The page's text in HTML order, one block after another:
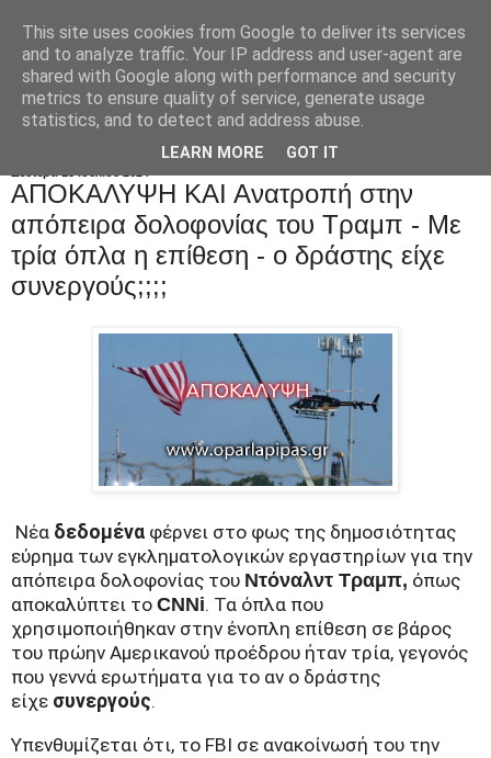
ΑΠΟKAΛΥΨΗ ΚΑΙ Ανατροπή στην
απόπειρα δολοφονίας του Τραμπ - Με
τρία όπλα η επίθεση - ο δράστης είχε
συνεργούς;;;;
Νέα δεδομένα φέρνει στο φως της δημοσιότητας
εύρημα των εγκληματολογικών εργαστηρίων για την
απόπειρα δολοφονίας του Ντόναλντ Τραμπ, όπως
αποκαλύπτει το CNNi. Τα όπλα που
χρησιμοποιήθηκαν στην ένοπλη επίθεση σε βάρος
του πρώην Αμερικανού προέδρου ήταν τρία, γεγονός
που γεννά ερωτήματα για το αν ο δράστης
είχε συνεργούς.
Υπενθυμίζεται ότι, το FBI σε ανακοίνωσή του την
This site uses cookies from Google to deliver its services
and to analyze traffic. Your IP address and user-agent are
shared with Google along with performance and security
metrics to ensure quality of service, generate usage
statistics, and to detect and address abuse.
LEARN MORE GOT IT